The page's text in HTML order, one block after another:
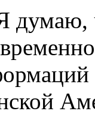
думаю,